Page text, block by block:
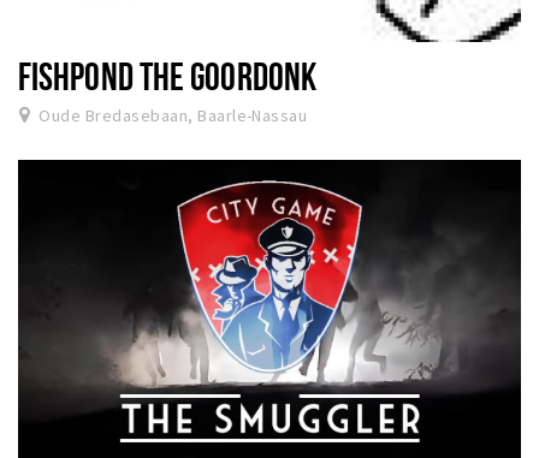
FISHPOND THE GOORDONK
Oude Bredasebaan, Baarle-Nassau